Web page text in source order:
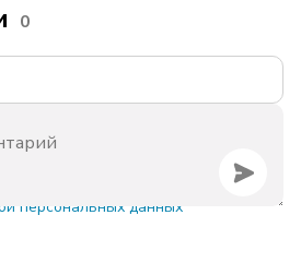
0
персональных данных